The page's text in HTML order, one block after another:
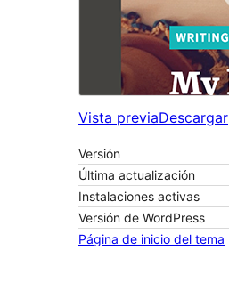
Vista previaDescargar
Versión
Última actualización
Instalaciones activas
Versión de WordPress
Página de inicio del tema